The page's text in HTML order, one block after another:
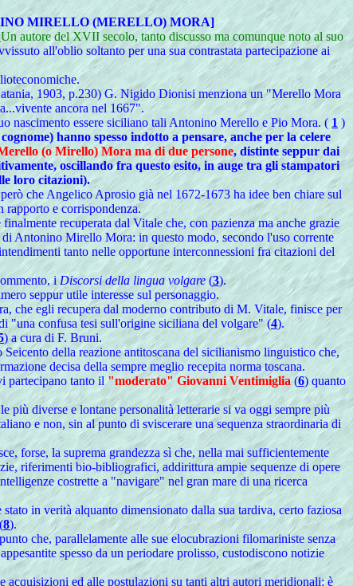
MIRELLO (MERELLO) MORA]
Un autore del XVII secolo, tanto discusso ma comunque noto al suo
all'oblio soltanto per una sua contrastata partecipazione ai
1903, p.230) G. Nigido Dionisi menziona un "Merello Mora
ancora nel 1667".
nascimento essere siciliano tali Antonino Merello e Pio Mora. ( 1 )
hanno spesso indotto a pensare, anche per la celere
(o Mirello) Mora ma di due persone, distinte seppur dai
oscillando fra questo esito, in auge tra gli stampatori
loro citazioni).
che Angelico Aprosio già nel 1672-1673 ha idee ben chiare sul
rapporto e corrispondenza.
recuperata dal Vitale che, con pazienza ma anche grazie
Antonino Mirello Mora: in questo modo, secondo l'uso corrente
tanto nelle opportune interconnessioni fra citazioni del
iDiscorsi della lingua volgare(3).
seppur utile interesse sul personaggio.
che egli recupera dal moderno contributo di M. Vitale, finisce per
"una confusa tesi sull'origine siciliana del volgare" (4).
) a cura di F. Bruni.
della reazione antitoscana del sicilianismo linguistico che,
decisa della sempre meglio recepita norma toscana.
partecipano tanto il"moderato" Giovanni Ventimiglia(6) quanto
diverse e lontane personalità letterarie si va oggi sempre più
e non, sin al punto di sviscerare una sequenza straordinaria di
forse, la suprema grandezza sì che, nella mai sufficientemente
riferimenti bio-bibliografici, addirittura ampie sequenze di opere
costrette a "navigare" nel gran mare di una ricerca
in verità alquanto dimensionato dalla sua tardiva, certo faziosa
8).
che, parallelamente alle sue elocubrazioni filomariniste senza
spesso da un periodare prolisso, custodiscono notizie
acquisizioni ed alle postulazioni su tanti altri autori meridionali: è